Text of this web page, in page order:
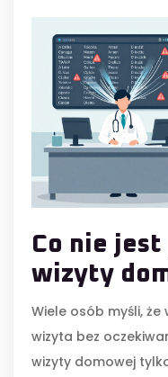
Co nie
wizyty
Wiele osób myśli,
wizyta bez
wizyty domowej